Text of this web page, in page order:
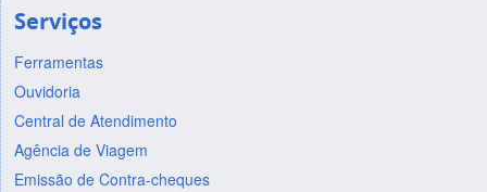
Serviços
Ferramentas
Ouvidoria
Central de Atendimento
Agência de Viagem
Emissão de Contra-cheques